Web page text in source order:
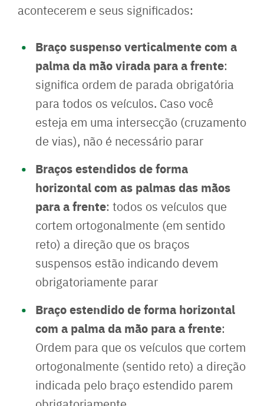
acontecerem e seus significados:
Braço suspenso verticalmente com a
palma da mão virada para a frente:
significa ordem de parada obrigatória
para todos os veículos. Caso você
esteja em uma intersecção (cruzamento
de vias), não é necessário parar
Braços estendidos de forma
horizontal com as palmas das mãos
para a frente: todos os veículos que
cortem ortogonalmente (em sentido
reto) a direção que os braços
suspensos estão indicando devem
obrigatoriamente parar
Braço estendido de forma horizontal
com a palma da mão para a frente:
Ordem para que os veículos que cortem
ortogonalmente (sentido reto) a direção
indicada pelo braço estendido parem